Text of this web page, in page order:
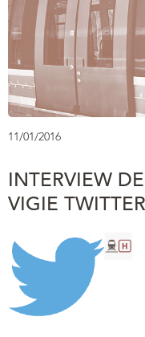
11/01/2016
INTERVIEW
VIGIE